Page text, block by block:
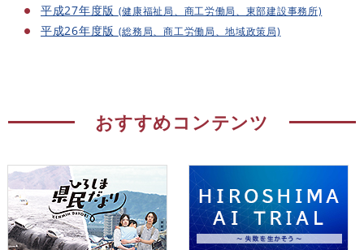
平成27年度版 (健康福祉局、商工労働局、東部建設事務所)
平成26年度版 (総務局、商工労働局、地域政策局)
おすすめコンテンツ